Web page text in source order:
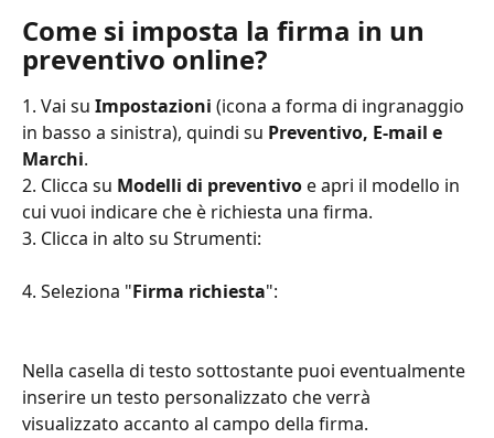
Come si imposta la firma in un
preventivo online?
1. Vai su Impostazioni (icona a forma di ingranaggio
in basso a sinistra), quindi su Preventivo, E-mail e
Marchi.
2. Clicca su Modelli di preventivo e apri il modello in
cui vuoi indicare che è richiesta una firma.
3. Clicca in alto su Strumenti:
4. Seleziona "Firma richiesta":
Nella casella di testo sottostante puoi eventualmente
inserire un testo personalizzato che verrà
visualizzato accanto al campo della firma.